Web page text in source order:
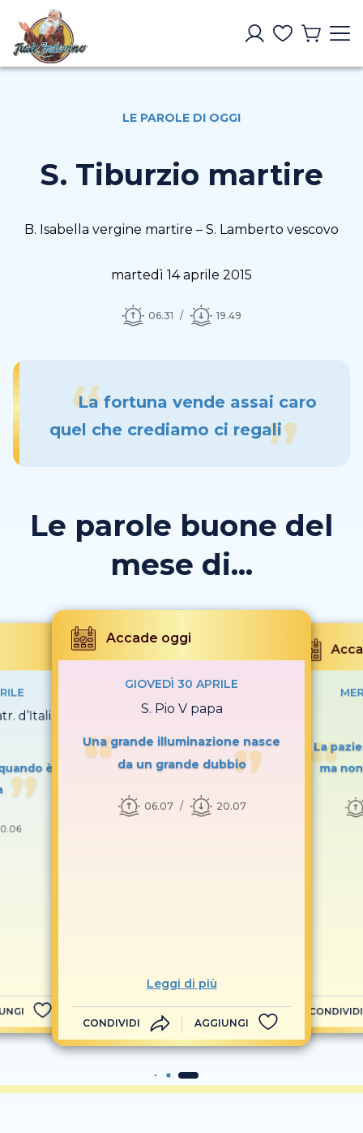
LE PAROLE DI OGGI
S. Tiburzio martire
B. Isabella vergine martire – S. Lamberto vescovo
martedì 14 aprile 2015
06.31 19.49
La fortuna vende assai caro
quel che crediamo ci regali
Le parole buone del
mese di...
d’Italia e
è
Accade oggi
GIOVEDÌ 30 APRILE
S. Pio V papa
Una grande illuminazione nasce
da un grande dubbio
06.07 20.07
Leggi di più
CONDIVIDI AGGIUNGI
La
ma
CONDIVIDI